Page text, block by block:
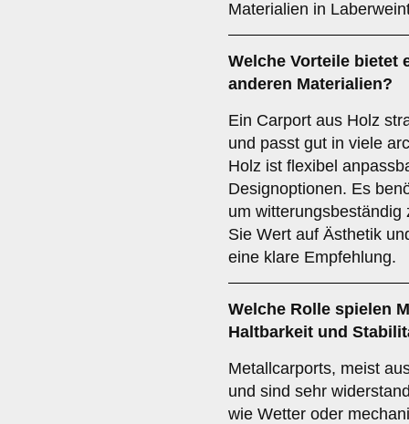
Materialien in
Welche Vorteile bietet
anderen Materialien?
Ein Carport aus Holz
und passt gut in viele
Holz ist flexibel
Designoptionen. Es
um
Sie Wert auf Ästhetik
eine klare Empfehlung.
Welche Rolle spielen
Haltbarkeit und
Metallcarports, meist
und sind sehr
wie Wetter oder